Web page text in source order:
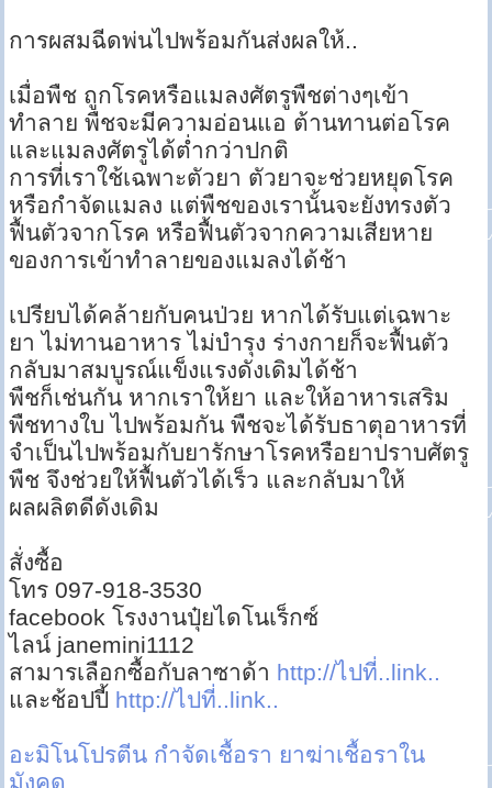
การผสมฉีดพ่นไปพร้อมกันส่งผลให้..
เมื่อพืช ถูกโรคหรือแมลงศัตรูพืชต่างๆเข้า
ทำลาย พืชจะมีความอ่อนแอ ต้านทานต่อโรค
และแมลงศัตรูได้ต่ำกว่าปกติ
การที่เราใช้เฉพาะตัวยา ตัวยาจะช่วยหยุดโรค
หรือกำจัดแมลง แต่พืชของเรานั้นจะยังทรงตัว
ฟื้นตัวจากโรค หรือฟื้นตัวจากความเสียหาย
ของการเข้าทำลายของแมลงได้ช้า
เปรียบได้คล้ายกับคนป่วย หากได้รับแต่เฉพาะ
ยา ไม่ทานอาหาร ไม่บำรุง ร่างกายก็จะฟื้นตัว
กลับมาสมบูรณ์แข็งแรงดังเดิมได้ช้า
พืชก็เช่นกัน หากเราให้ยา และให้อาหารเสริม
พืชทางใบ ไปพร้อมกัน พืชจะได้รับธาตุอาหารที่
จำเป็นไปพร้อมกับยารักษาโรคหรือยาปราบศัตรู
พืช จึงช่วยให้ฟื้นตัวได้เร็ว และกลับมาให้
ผลผลิตดีดังเดิม
สั่งซื้อ
โทร 097-918-3530
facebook โรงงานปุ๋ยไดโนเร็กซ์
ไลน์ janemini1112
สามารเลือกซื้อกับลาซาด้า http://ไปที่..link..
และช้อปปี้ http://ไปที่..link..
อะมิโนโปรตีน กำจัดเชื้อรา ยาฆ่าเชื้อราใน
มังคุด